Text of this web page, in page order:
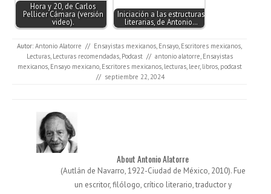
Hora y 20, de Carlos
Pellicer Cámara (versión
video).
Iniciación a las estructuras
literarias, de Antonio…
Autor: Antonio Alatorre // Ensayistas mexicanos Ensayo Escritores mexicanos
Lecturas, Lecturas recomendadas, Podcast // antonio alatorre Ensayistas
mexicanos, Ensayo mexicano, Escritores mexicanos, lecturas, leer, libros, podcast
// septiembre 22, 2024
About Antonio Alatorre
(Autlán de Navarro, 1922-Ciudad de México, 2010). Fue
un escritor, filólogo, crítico literario, traductor y